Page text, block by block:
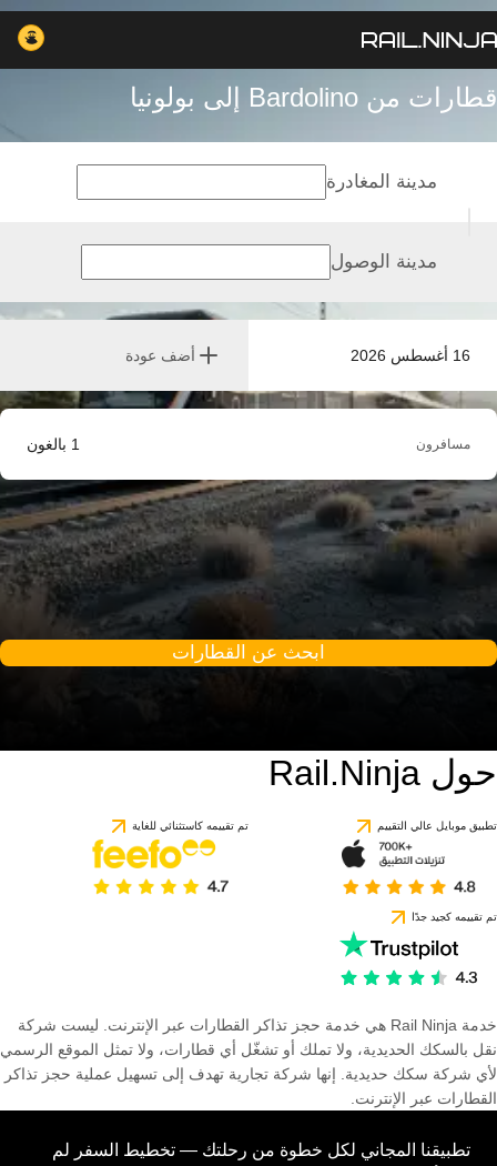
قطارات من Bardolino إلى بولونيا
16 أغسطس 2026 أضف عودة
مدينة المغادرة
مدينة الوصول
مسافرون 1 بالغون
ابحث عن القطارات
حول Rail.Ninja
تطبيق موبايل عالي التقييم تم تقييمه كاستثنائي للغاية
تم تقييمه كجيد جدًا
خدمة Rail Ninja هي خدمة حجز تذاكر القطارات عبر الإنترنت. ليست شركة
نقل بالسكك الحديدية، ولا تملك أو تشغّل أي قطارات، ولا تمثل الموقع الرسمي
لأي شركة سكك حديدية. إنها شركة تجارية تهدف إلى تسهيل عملية حجز تذاكر
القطارات عبر الإنترنت.
تطبيقنا المجاني لكل خطوة من رحلتك — تخطيط السفر لم